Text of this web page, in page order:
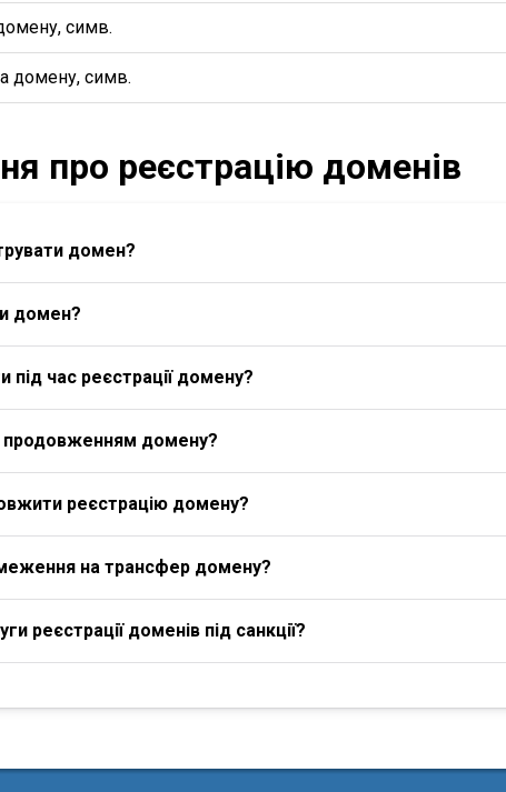
симв.
домену, симв.
про реєстрацію доменів
домен?
домен?
час реєстрації домену?
домену?
реєстрацію домену?
на трансфер домену?
реєстрації доменів під санкції?